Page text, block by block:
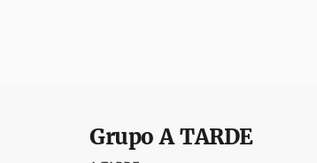
GrupoA TARDE